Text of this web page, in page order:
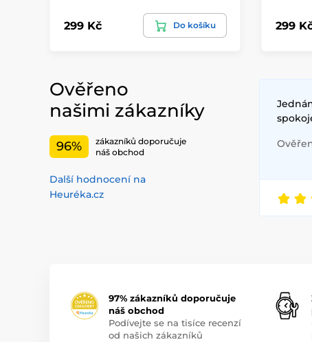
299 Kč Do košíku 299
Ověřeno
našimi zákazníky
96%
zákazníků doporučuje
náš obchod
Další hodnocení na
Heuréka.cz
97% zákazníků doporučuje
náš obchod
Podívejte se na tisíce recenzí
od našich zákazníků